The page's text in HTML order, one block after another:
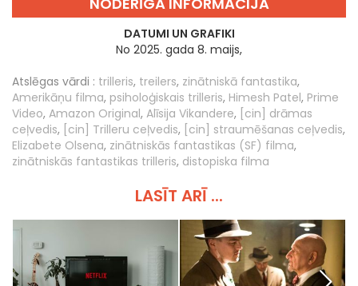
DATUMI UN GRAFIKI
No 2025. gada 8. maijs,
Atslēgas vārdi : trilleris, treilers, zinātniskā fantastika,
Amerikāņu filma, psiholoģiskais trilleris, Himesh Patel, Prime
Video, Amazon Original, Alīsija Vikandere, [cin] drāmas
ceļvedis, [cin] Trilleru ceļvedis, [cin] straumēšanas ceļvedis,
Elizabete Olsena, zinātniskās fantastikas (SF) filma,
zinātniskās fantastikas trilleris, distopiska filma
LASĪT ARĪ ...